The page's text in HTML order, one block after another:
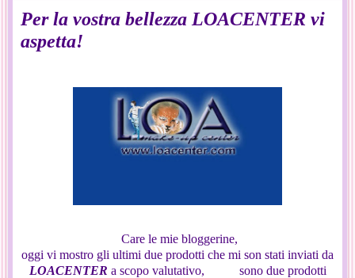
Per la vostra bellezza LOACENTER vi
aspetta!
Care le mie bloggerine,
oggi vi mostro gli ultimi due prodotti che mi son stati inviati da
LOACENTER a scopo valutativo, sono due prodotti